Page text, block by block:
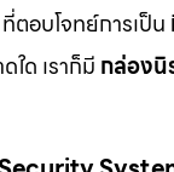
ที่ตอบโจทย์การเป็น
ใด เราก็มี กล่องนิ